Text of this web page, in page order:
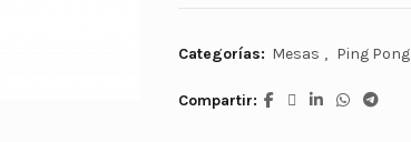
Categorías: Mesas , Ping Pong
Compartir